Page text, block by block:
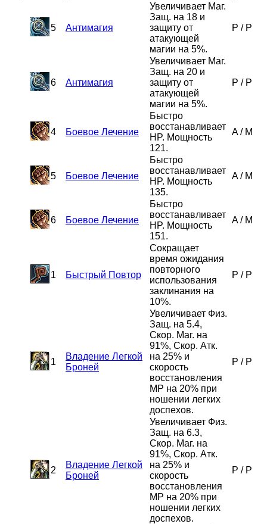
5 Антимагия
Увеличивает Маг.
Защ. на 18 и
защиту от
атакующей
магии на 5%.
P / P
6 Антимагия
Увеличивает Маг.
Защ. на 20 и
защиту от
атакующей
магии на 5%.
P / P
4 Боевое Лечение
Быстро
восстанавливает
HP. Мощность
121.
A/ M
5 Боевое Лечение
Быстро
восстанавливает
HP. Мощность
135.
A/ M
6 Боевое Лечение
Быстро
восстанавливает
HP. Мощность
151.
A/ M
1 Быстрый Повтор
Сокращает
время ожидания
повторного
использования
заклинания на
10%.
P / P
1
Владение Легкой
Броней
Увеличивает Физ.
Защ. на 5.4,
Скор. Маг. на
91%, Скор. Атк.
на 25% и
скорость
восстановления
MP на 20% при
ношении легких
доспехов.
P / P
2
Владение Легкой
Броней
Увеличивает Физ.
Защ. на 6.3,
Скор. Маг. на
91%, Скор. Атк.
на 25% и
скорость
восстановления
MP на 20% при
ношении легких
доспехов.
P / P